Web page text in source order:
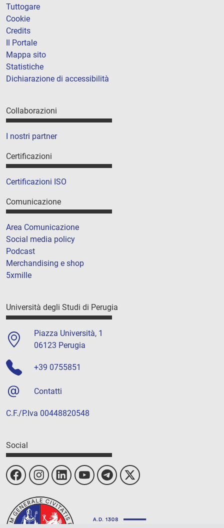
Tuttogare
Cookie
Credits
Il Portale
Mappa sito
Statistiche
Dichiarazione di accessibilità
Collaborazioni
I nostri partner
Certificazioni
Certificazioni ISO
Comunicazione
Area Comunicazione
Social media policy
Podcast
Merchandising e shop
5xmille
Università degli Studi di Perugia
Piazza Università, 1
06123 Perugia
+39 0755851
Contatti
C.F./P.Iva 00448820548
Social